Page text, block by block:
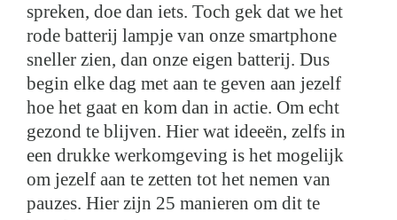
spreken, doe dan iets. Toch gek dat we het
rode batterij lampje van onze smartphone
sneller zien, dan onze eigen batterij. Dus
begin elke dag met aan te geven aan jezelf
hoe het gaat en kom dan in actie. Om echt
gezond te blijven. Hier wat ideeën, zelfs in
een drukke werkomgeving is het mogelijk
om jezelf aan te zetten tot het nemen van
pauzes. Hier zijn 25 manieren om dit te